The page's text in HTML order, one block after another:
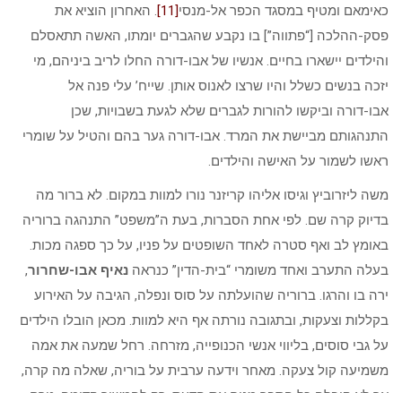
כאימאם ומטיף במסגד הכפר אל-מנסי[11]
. האחרון הוציא את
פסק-ההלכה [“פתווה”] בו נקבע שהגברים יומתו, האשה תתאסלם
והילדים יישארו בחיים. אנשיו של אבו-דורה החלו לריב ביניהם, מי
יזכה בנשים כשלל והיו שרצו לאנוס אותן. שייח’ עלי פנה אל
אבו-דורה וביקשו להורות לגברים שלא לגעת בשבויות, שכן
התנהגותם מביישת את המרד. אבו-דורה גער בהם והטיל על שומרי
ראשו לשמור על האישה והילדים.
משה ליזרוביץ וגיסו אליהו קריזנר נורו למוות במקום. לא ברור מה
בדיוק קרה שם. לפי אחת הסברות, בעת ה”משפט” התנהגה ברוריה
באומץ לב ואף סטרה לאחד השופטים על פניו, על כך ספגה מכות.
בעלה התערב ואחד משומרי “בית-הדין” כנראה נאיף אבו-שחרור,
ירה בו והרגו. ברוריה שהועלתה על סוס ונפלה, הגיבה על האירוע
בקללות וצעקות, ובתגובה נורתה אף היא למוות. מכאן הובלו הילדים
על גבי סוסים, בליווי אנשי הכנופייה, מזרחה. רחל שמעה את אמה
משמיעה קול צעקה. מאחר וידעה ערבית על בוריה, שאלה מה קרה,